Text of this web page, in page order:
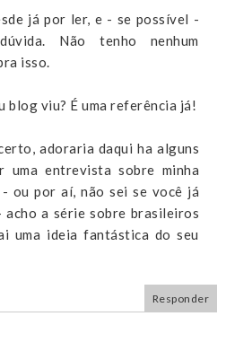
já por ler, e - se possível -
Não tenho nenhum
isso.
blog viu? É uma referência já!
adoraria daqui ha alguns
uma entrevista sobre minha
ou por aí, não sei se você já
a série sobre brasileiros
uma ideia fantástica do seu
Responder